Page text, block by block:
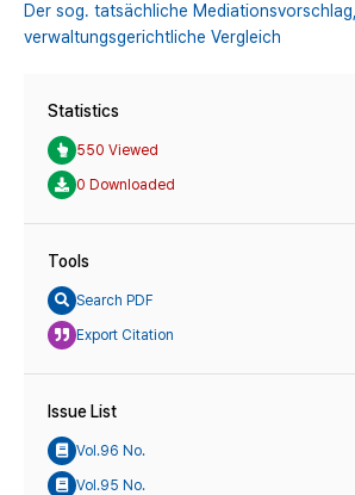
Der sog. tatsächliche Mediationsvorschlag,
verwaltungsgerichtliche Vergleich
Statistics
550 Viewed
0 Downloaded
Tools
Search PDF
Export Citation
Issue List
Vol.96 No.
Vol.95 No.